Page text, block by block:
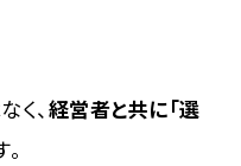
く、経営者と共に「選